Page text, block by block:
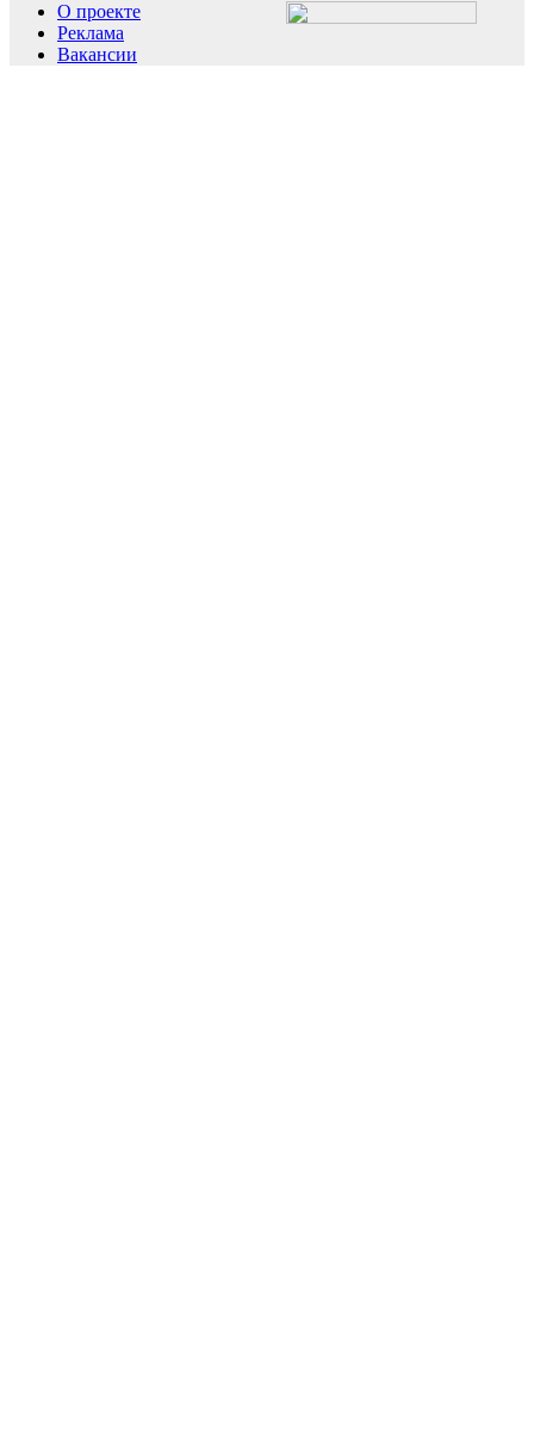
О проекте
Реклама
Вакансии